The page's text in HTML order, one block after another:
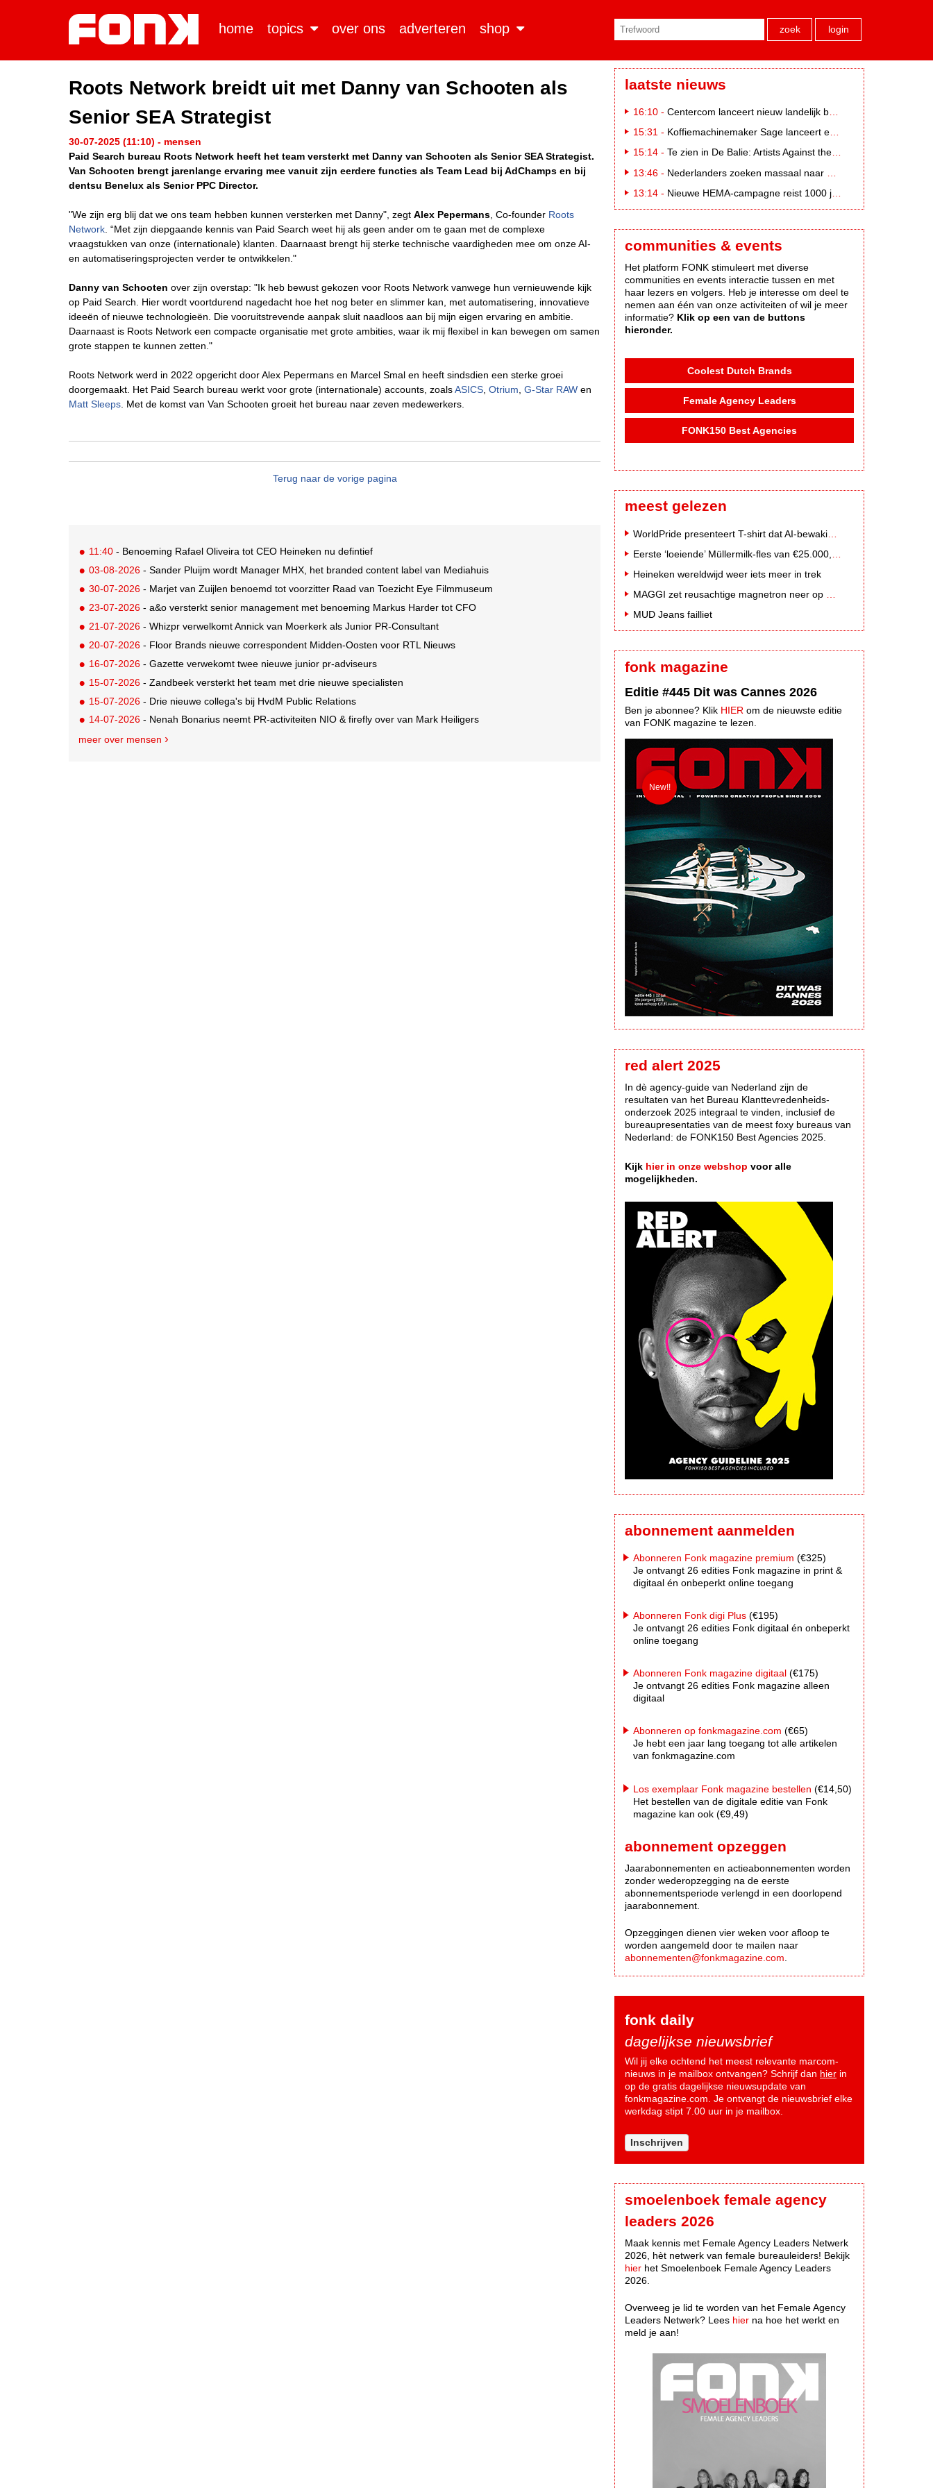
home topics over ons adverteren shop zoek login
Roots Network breidt uit met Danny van Schooten als
Senior SEA Strategist
30-07-2025 (11:10) - mensen
Paid Search bureau Roots Network heeft het team versterkt met Danny van Schooten als Senior SEA Strategist.
Van Schooten brengt jarenlange ervaring mee vanuit zijn eerdere functies als Team Lead bij AdChamps en bij
dentsu Benelux als Senior PPC Director.
"We zijn erg blij dat we ons team hebben kunnen versterken met Danny", zegt Alex Pepermans , Co-founder Roots
Network . “Met zijn diepgaande kennis van Paid Search weet hij als geen ander om te gaan met de complexe
vraagstukken van onze (internationale) klanten. Daarnaast brengt hij sterke technische vaardigheden mee om onze AI-
en automatiseringsprojecten verder te ontwikkelen."
Danny van Schooten over zijn overstap: "Ik heb bewust gekozen voor Roots Network vanwege hun vernieuwende kijk
op Paid Search. Hier wordt voortdurend nagedacht hoe het nog beter en slimmer kan, met automatisering, innovatieve
ideeën of nieuwe technologieën. Die vooruitstrevende aanpak sluit naadloos aan bij mijn eigen ervaring en ambitie.
Daarnaast is Roots Network een compacte organisatie met grote ambities, waar ik mij flexibel in kan bewegen om samen
grote stappen te kunnen zetten."
Roots Network werd in 2022 opgericht door Alex Pepermans en Marcel Smal en heeft sindsdien een sterke groei
doorgemaakt. Het Paid Search bureau werkt voor grote (internationale) accounts, zoalsASICS Otrium G-Star RAW en
Matt Sleeps . Met de komst van Van Schooten groeit het bureau naar zeven medewerkers.
Terug naar de vorige pagina
11:40 - Benoeming Rafael Oliveira tot CEO Heineken nu defintief
03-08-2026 - Sander Pluijm wordt Manager MHX, het branded content label van Mediahuis
30-07-2026 - Marjet van Zuijlen benoemd tot voorzitter Raad van Toezicht Eye Filmmuseum
23-07-2026 - a&o versterkt senior management met benoeming Markus Harder tot CFO
21-07-2026 - Whizpr verwelkomt Annick van Moerkerk als Junior PR-Consultant
20-07-2026 - Floor Brands nieuwe correspondent Midden-Oosten voor RTL Nieuws
16-07-2026 - Gazette verwekomt twee nieuwe junior pr-adviseurs
15-07-2026 - Zandbeek versterkt het team met drie nieuwe specialisten
15-07-2026 - Drie nieuwe collega's bij HvdM Public Relations
14-07-2026 - Nenah Bonarius neemt PR-activiteiten NIO & firefly over van Mark Heiligers
meer over mensen
laatste nieuws
16:10 - Centercom lanceert nieuw landelijk buitereclamenetwerk: City Cubes
15:31 - Koffiemachinemaker Sage lanceert e-commerceplatform voor koffieliefhebbers
15:14 - Te zien in De Balie: Artists Against the Kremlin III
13:46 - Nederlanders zoeken massaal naar eclipsbrillen op Marktplaats
13:14 - Nieuwe HEMA-campagne reist 1000 jaar terug in de tijd naar 'Hemastein'
communities & events
Het platform FONK stimuleert met diverse
communities en events interactie tussen en met
haar lezers en volgers. Heb je interesse om deel te
nemen aan één van onze activiteiten of wil je meer
informatie? Klik op een van de buttons
hieronder.
Coolest Dutch Brands
Female Agency Leaders
FONK150 Best Agencies
meest gelezen
Heineken wereldwijd weer iets meer in trek
MUD Jeans failliet
fonk magazine
Editie #445 Dit was Cannes 2026
Ben je abonnee? Klik HIER om de nieuwste editie
van FONK magazine te lezen.
red alert 2025
In dè agency-guide van Nederland zijn de
resultaten van het Bureau Klanttevredenheids-
onderzoek 2025 integraal te vinden, inclusief de
bureaupresentaties van de meest foxy bureaus van
Nederland: de FONK150 Best Agencies 2025.
Kijk hier in onze webshop voor alle
mogelijkheden.
abonnement aanmelden
Abonneren Fonk magazine premium (€325)
Je ontvangt 26 edities Fonk magazine in print &
digitaal én onbeperkt online toegang
Abonneren Fonk digi Plus (€195)
Je ontvangt 26 edities Fonk digitaal én onbeperkt
online toegang
Abonneren Fonk magazine digitaal (€175)
Je ontvangt 26 edities Fonk magazine alleen
digitaal
Abonneren op fonkmagazine.com (€65)
Je hebt een jaar lang toegang tot alle artikelen
van fonkmagazine.com
Los exemplaar Fonk magazine bestellen (€14,50)
Het bestellen van de digitale editie van Fonk
magazine kan ook (€9,49)
abonnement opzeggen
Jaarabonnementen en actieabonnementen worden
zonder wederopzegging na de eerste
abonnementsperiode verlengd in een doorlopend
jaarabonnement.
Opzeggingen dienen vier weken voor afloop te
worden aangemeld door te mailen naar
abonnementen@fonkmagazine.com
fonk daily
dagelijkse nieuwsbrief
Wil jij elke ochtend het meest relevante marcom-
nieuws in je mailbox ontvangen? Schrijf dan hier in
op de gratis dagelijkse nieuwsupdate van
fonkmagazine.com. Je ontvangt de nieuwsbrief elke
werkdag stipt 7.00 uur in je mailbox.
Inschrijven
smoelenboek female agency
leaders 2026
Maak kennis met Female Agency Leaders Netwerk
2026, hèt netwerk van female bureauleiders! Bekijk
hier het Smoelenboek Female Agency Leaders
2026.
Overweeg je lid te worden van het Female Agency
Leaders Netwerk? Lees hier na hoe het werkt en
meld je aan!